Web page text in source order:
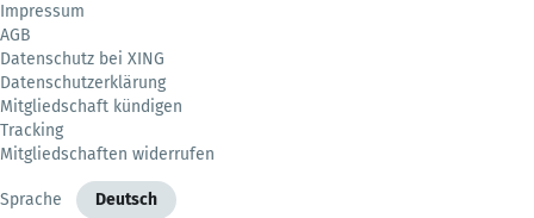
Impressum
AGB
Datenschutz bei XING
Datenschutzerklärung
Mitgliedschaft kündigen
Tracking
Mitgliedschaften widerrufen
Sprache Deutsch